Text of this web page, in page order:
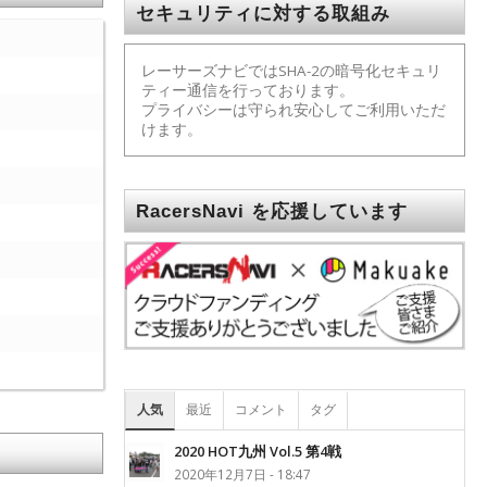
セキュリティに対する取組み
レーサーズナビではSHA-2の暗号化セキュリ
ティー通信を行っております。
プライバシーは守られ安心してご利用いただ
けます。
RacersNavi を応援しています
人気 最近 コメント タグ
2020 HOT九州 Vol.5 第4戦
2020年12月7日 - 18:47